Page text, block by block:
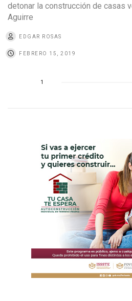
detonar la construcción de casas
Aguirre
EDGAR ROSAS
FEBRERO 15, 2019
1